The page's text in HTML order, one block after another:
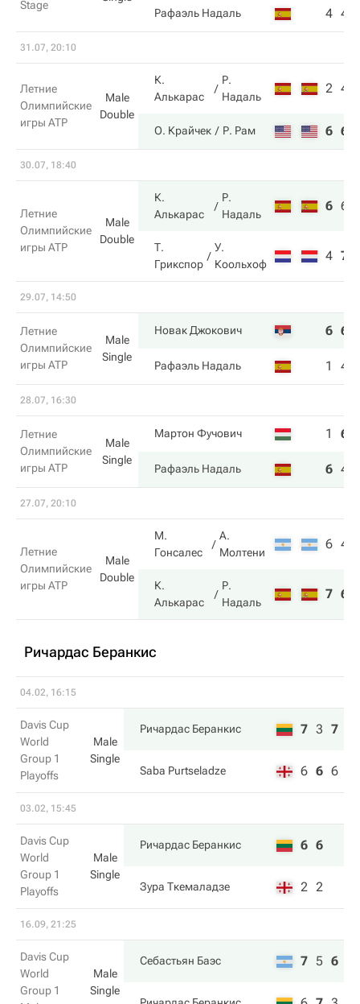
Stage
Рафаэль Надаль 4 4
31.07, 20:10
Летние
Олимпийские
игры ATP
Male
Double
К.
Алькарас
Р.
Надаль
2 4
О. Крайчек Р. Рам 6 6
30.07, 18:40
Летние
Олимпийские
игры ATP
Male
Double
К.
Алькарас
Р.
Надаль
6 6
Т.
Грикспор
У.
Коольхоф
4 7
29.07, 14:50
Летние
Олимпийские
игры ATP
Male
Single
Новак Джокович 6 6
Рафаэль Надаль 1 4
28.07, 16:30
Летние
Олимпийские
игры ATP
Male
Single
Мартон Фучович 1 6
Рафаэль Надаль 6 4
27.07, 20:10
Летние
Олимпийские
игры ATP
Male
Double
М.
Гонсалес
А.
Молтени
6 4
К.
Алькарас
Р.
Надаль
7 6
Ричардас Беранкис
04.02, 16:15
Davis Cup
World
Group 1
Playoffs
Male
Single
Ричардас Беранкис 7 3 7
Saba Purtseladze 6 6 6
03.02, 15:45
Davis Cup
World
Group 1
Playoffs
Male
Single
Ричардас Беранкис 6 6
Зура Ткемаладзе 2 2
16.09, 21:25
Davis Cup
World
Group 1
Male
Single
Себастьян Баэс 7 5 6